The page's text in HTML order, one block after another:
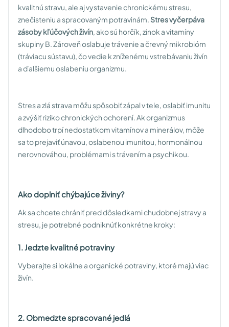
kvalitnú stravu, ale aj vystavenie chronickému stresu,
znečisteniu a spracovaným potravinám. Stres vyčerpáva
zásoby kľúčových živín, ako sú horčík, zinok a vitamíny
skupiny B. Zároveň oslabuje trávenie a črevný mikrobióm
(tráviacu sústavu), čo vedie k zníženému vstrebávaniu živín
a ďalšiemu oslabeniu organizmu.
Stres a zlá strava môžu spôsobiť zápal v tele, oslabiť imunitu
a zvýšiť riziko chronických ochorení. Ak organizmus
dlhodobo trpí nedostatkom vitamínov a minerálov, môže
sa to prejaviť únavou, oslabenou imunitou, hormonálnou
nerovnováhou, problémami s trávením a psychikou.
Ako doplniť chýbajúce živiny?
Ak sa chcete chrániť pred dôsledkami chudobnej stravy a
stresu, je potrebné podniknúť konkrétne kroky:
1. Jedzte kvalitné potraviny
Vyberajte si lokálne a organické potraviny, ktoré majú viac
živín.
2. Obmedzte spracované jedlá